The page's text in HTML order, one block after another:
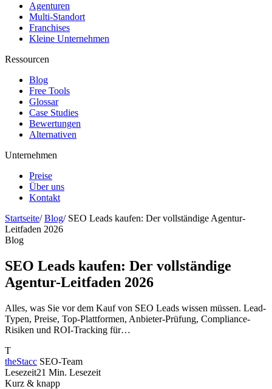
Agenturen
Multi-Standort
Franchises
Kleine Unternehmen
Ressourcen
Blog
Free Tools
Glossar
Case Studies
Bewertungen
Alternativen
Unternehmen
Preise
Über uns
Kontakt
Startseite/ Blog/ SEO Leads kaufen: Der vollständige Agentur-
Leitfaden 2026
Blog
SEO Leads kaufen: Der vollständige
Agentur-Leitfaden 2026
Alles, was Sie vor dem Kauf von SEO Leads wissen müssen. Lead-
Typen, Preise, Top-Plattformen, Anbieter-Prüfung, Compliance-
Risiken und ROI-Tracking für…
T
theStacc SEO-Team
Lesezeit21 Min. Lesezeit
Kurz & knapp